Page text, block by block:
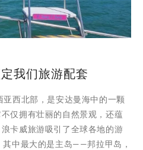
我们旅游配套
西北部，是安达曼海中的一颗
仅拥有壮丽的自然景观，还蕴
卡威旅游吸引了全球各地的游
中最大的是主岛——邦拉甲岛，